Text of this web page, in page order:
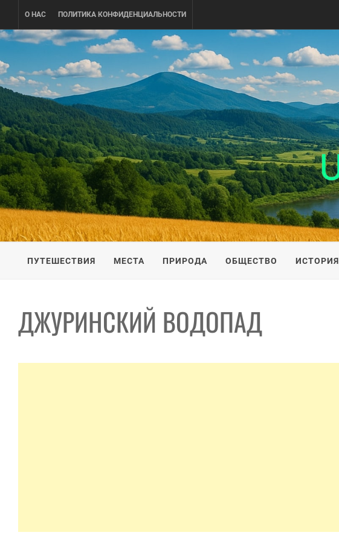
content
О НАС ПОЛИТИКА КОНФИДЕНЦИАЛЬНОСТИ
UKRAINE-IS
ПУТЕШЕСТВИЕ ПО УКРАИНЕ
ПУТЕШЕСТВИЯ МЕСТА ПРИРОДА ОБЩЕСТВО ИСТОРИЯ
ДЖУРИНСКИЙ ВОДОПАД